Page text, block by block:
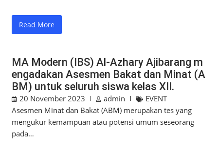
Read More
MA Modern (IBS) Al-Azhary Ajibarang m
engadakan Asesmen Bakat dan Minat (A
BM) untuk seluruh siswa kelas XII.
20 November 2023 admin
EVENT
Asesmen Minat dan Bakat (ABM) merupakan tes yang
mengukur kemampuan atau potensi umum seseorang
pada…